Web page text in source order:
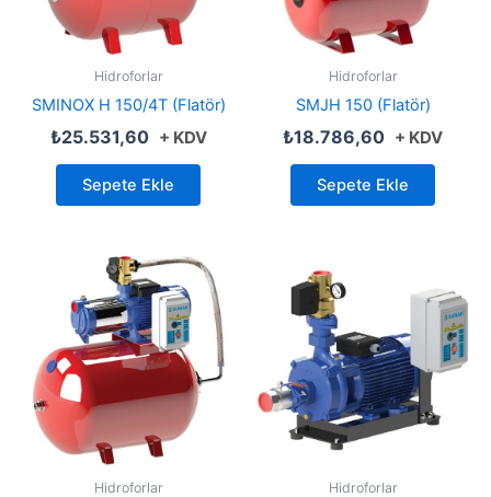
Hidroforlar
SMINOX H 150/4T (Flatör)
₺25.531,60 + KDV
Sepete Ekle
Hidroforlar
SMJH 150 (Flatör)
₺18.786,60 + KDV
Sepete Ekle
Hidroforlar Hidroforlar